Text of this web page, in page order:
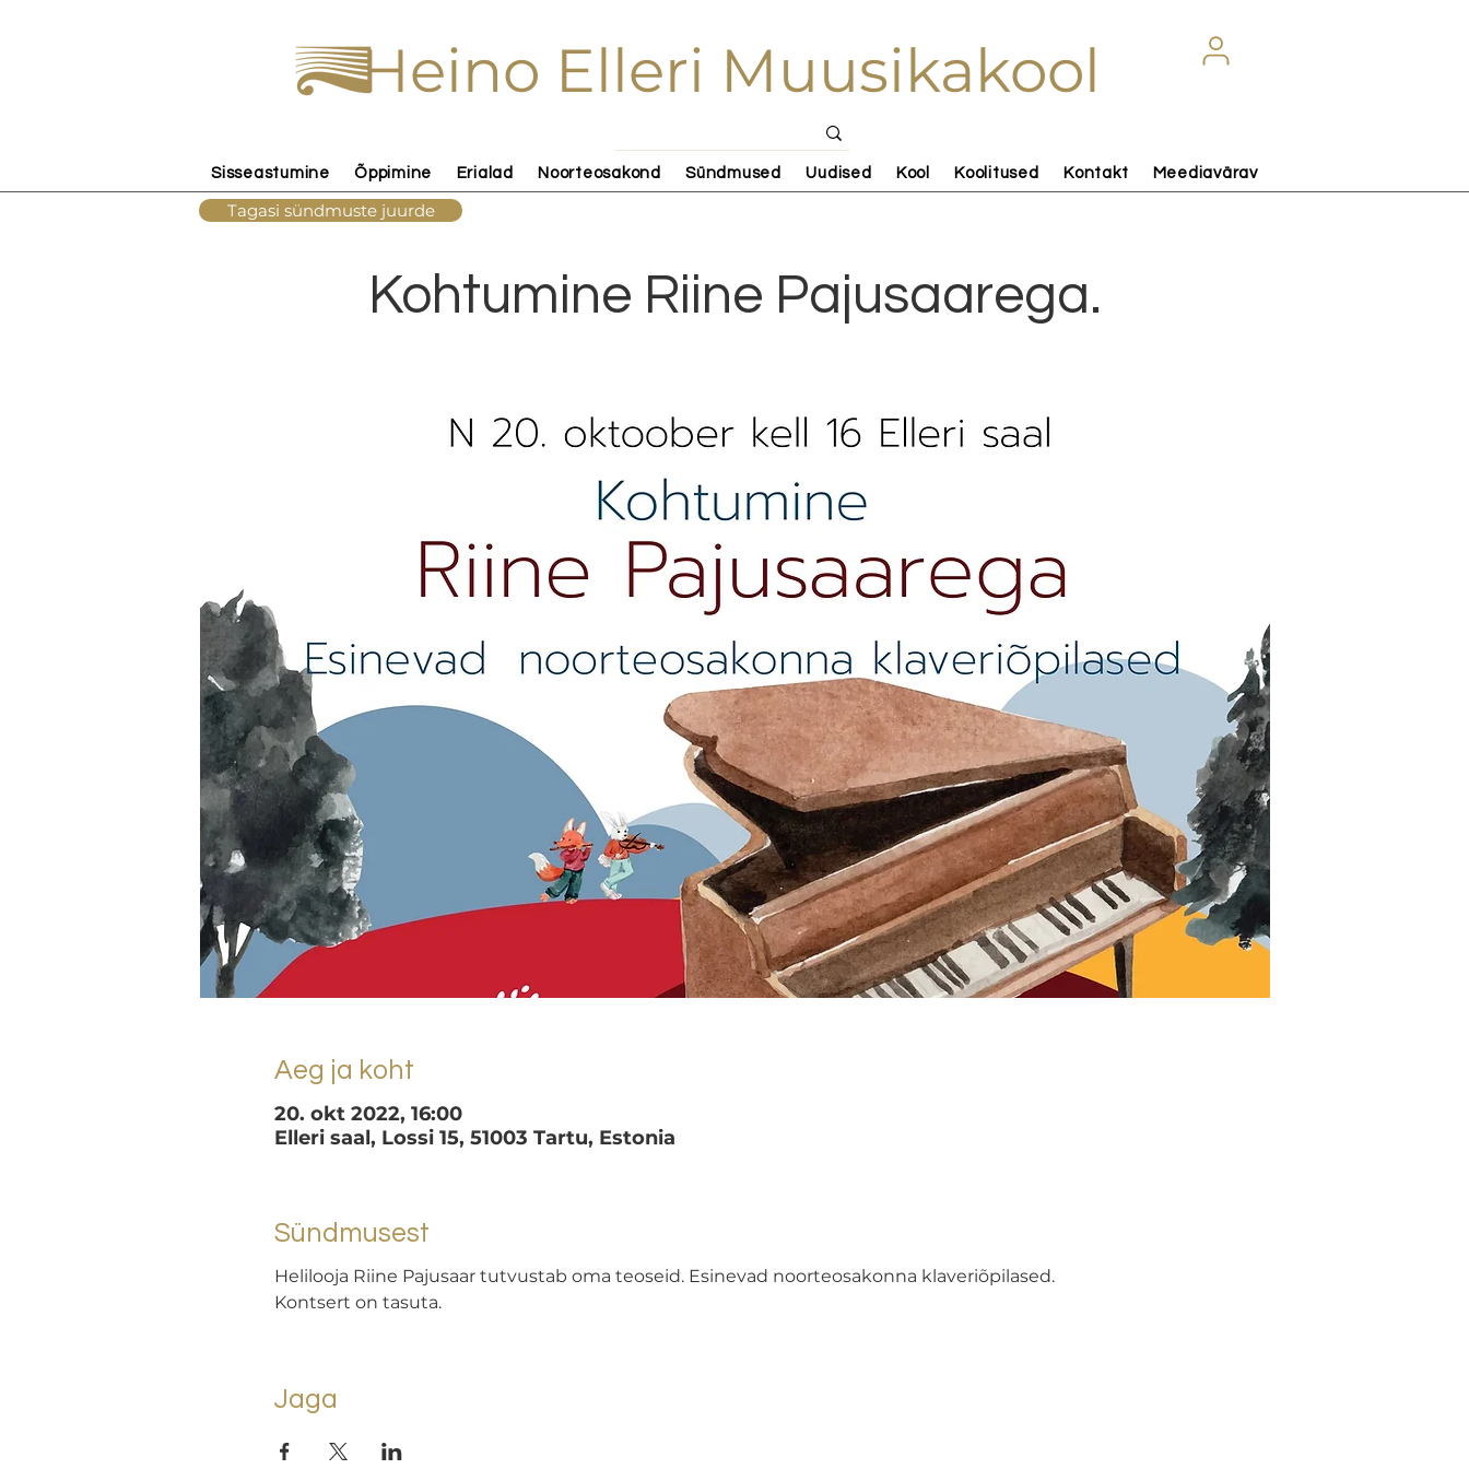
Heino Elleri Muusikakool
Sisseastumine Õppimine Erialad Noorteosakond Sündmused Uudised Kool Koolitused Kontakt Meediavärav
Kohtumine Riine Pajusaarega.
Aeg ja koht
20. okt 2022, 16:00
Elleri saal, Lossi 15, 51003 Tartu, Estonia
Sündmusest
Helilooja Riine Pajusaar tutvustab oma teoseid. Esinevad noorteosakonna klaveriõpilased.
Kontsert on tasuta.
Jaga
Tagasi sündmuste juurde